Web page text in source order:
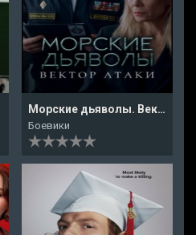
Морские дьяволы. Вектор атаки
Боевики